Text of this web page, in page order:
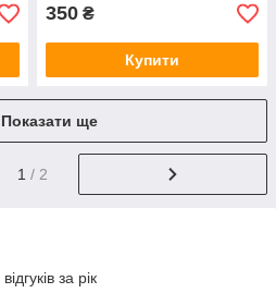
350 ₴
Купити
Показати ще
1 / 2
за рік